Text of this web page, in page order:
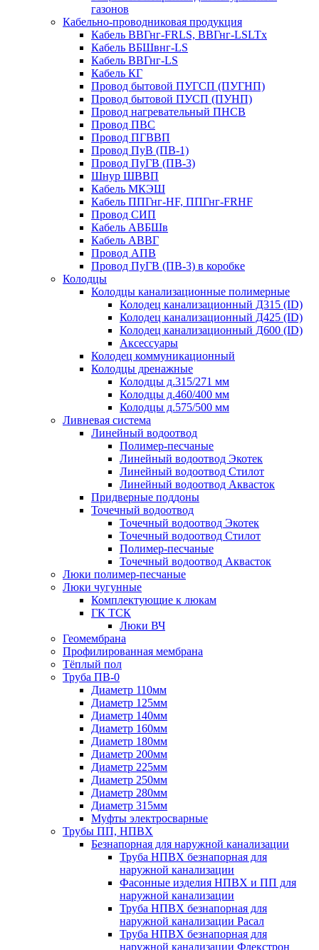
газонов
Кабельно-проводниковая продукция
Кабель ВВГнг-FRLS, ВВГнг-LSLTx
Кабель ВБШвнг-LS
Кабель ВВГнг-LS
Кабель КГ
Провод бытовой ПУГСП (ПУГНП)
Провод бытовой ПУСП (ПУНП)
Провод нагревательный ПНСВ
Провод ПВС
Провод ПГВВП
Провод ПуВ (ПВ-1)
Провод ПуГВ (ПВ-3)
Шнур ШВВП
Кабель МКЭШ
Кабель ППГнг-HF, ППГнг-FRHF
Провод СИП
Кабель АВБШв
Кабель АВВГ
Провод АПВ
Провод ПуГВ (ПВ-3) в коробке
Колодцы
Колодцы канализационные полимерные
Колодец канализационный Д315 (ID)
Колодец канализационный Д425 (ID)
Колодец канализационный Д600 (ID)
Аксессуары
Колодец коммуникационный
Колодцы дренажные
Колодцы д.315/271 мм
Колодцы д.460/400 мм
Колодцы д.575/500 мм
Ливневая система
Линейный водоотвод
Полимер-песчаные
Линейный водоотвод Экотек
Линейный водоотвод Стилот
Линейный водоотвод Аквасток
Придверные поддоны
Точечный водоотвод
Точечный водоотвод Экотек
Точечный водоотвод Стилот
Полимер-песчаные
Точечный водоотвод Аквасток
Люки полимер-песчаные
Люки чугунные
Комплектующие к люкам
ГК ТСК
Люки ВЧ
Геомембрана
Профилированная мембрана
Тёплый пол
Труба ПВ-0
Диаметр 110мм
Диаметр 125мм
Диаметр 140мм
Диаметр 160мм
Диаметр 180мм
Диаметр 200мм
Диаметр 225мм
Диаметр 250мм
Диаметр 280мм
Диаметр 315мм
Муфты электросварные
Трубы ПП, НПВХ
Безнапорная для наружной канализации
Труба НПВХ безнапорная для
наружной канализации
Фасонные изделия НПВХ и ПП для
наружной канализации
Труба НПВХ безнапорная для
наружной канализации Расал
Труба НПВХ безнапорная для
наружной канализации Флекстрон